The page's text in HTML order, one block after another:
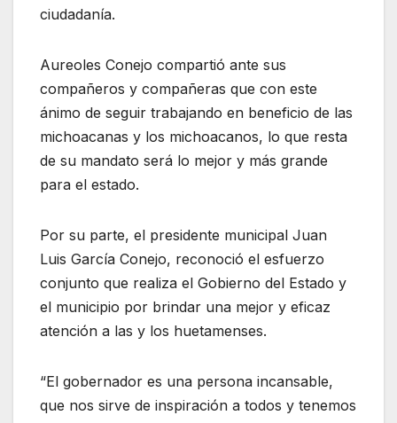
ciudadanía.
Aureoles Conejo compartió ante sus
compañeros y compañeras que con este
ánimo de seguir trabajando en beneficio de las
michoacanas y los michoacanos, lo que resta
de su mandato será lo mejor y más grande
para el estado.
Por su parte, el presidente municipal Juan
Luis García Conejo, reconoció el esfuerzo
conjunto que realiza el Gobierno del Estado y
el municipio por brindar una mejor y eficaz
atención a las y los huetamenses.
“El gobernador es una persona incansable,
que nos sirve de inspiración a todos y tenemos